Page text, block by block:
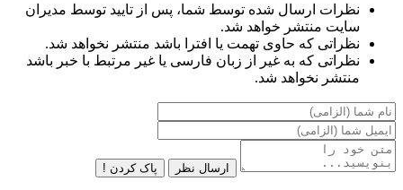
نظرات ارسال شده توسط شما، پس از تایید توسط مدیران
سایت منتشر خواهد شد.
نظراتی که حاوی تهمت یا افترا باشد منتشر نخواهد شد.
نظراتی که به غیر از زبان فارسی یا غیر مرتبط با خبر باشد
منتشر نخواهد شد.
ارسال نظر پاک کردن !